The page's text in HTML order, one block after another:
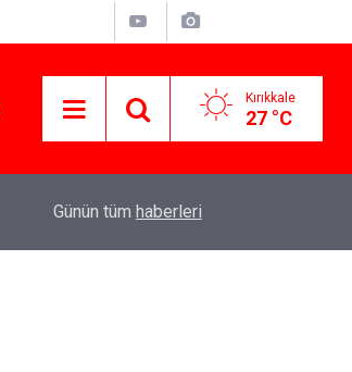
Kırıkkale
27 °C
Kırıkkale'de altın fiyatları ne kadar? 7 Ağustos
Günün tüm haberleri